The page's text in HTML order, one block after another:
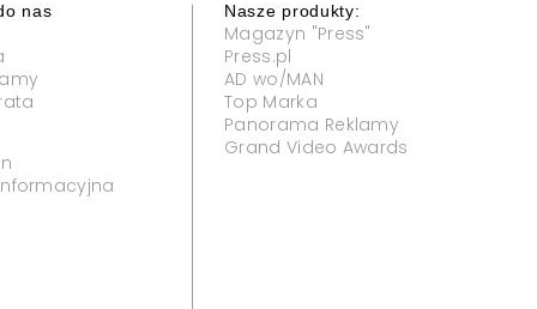
nas Nasze produkty:
Magazyn "Press"
Press.pl
AD wo/MAN
Top Marka
Panorama Reklamy
Grand Video Awards